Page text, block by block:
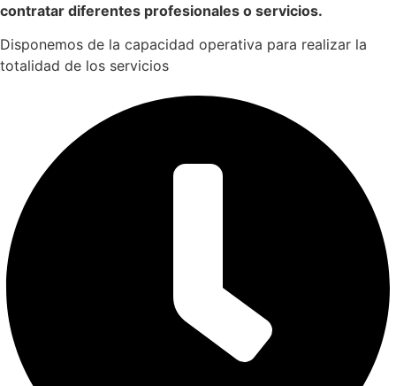
contratar diferentes profesionales o servicios.
Disponemos de la capacidad operativa para realizar la
totalidad de los servicios